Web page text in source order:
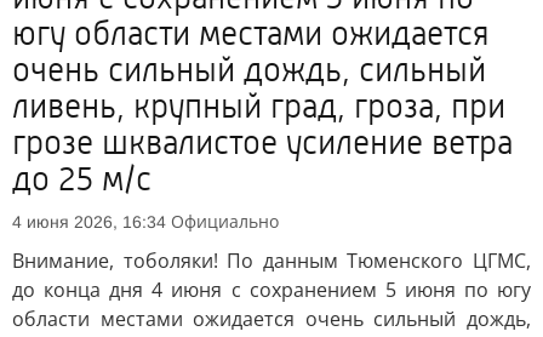
югу области местами ожидается
очень сильный дождь, сильный
ливень, крупный град, гроза, при
грозе шквалистое усиление ветра
до 25 м/с
4 июня 2026, 16:34 Официально
Внимание, тоболяки! По данным Тюменского ЦГМС,
до конца дня 4 июня с сохранением 5 июня по югу
области местами ожидается очень сильный дождь,